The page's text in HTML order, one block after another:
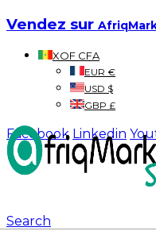
Vendez sur
XOF CFA
EUR €
USD $
GBP £
Facebook Linkedin
Search